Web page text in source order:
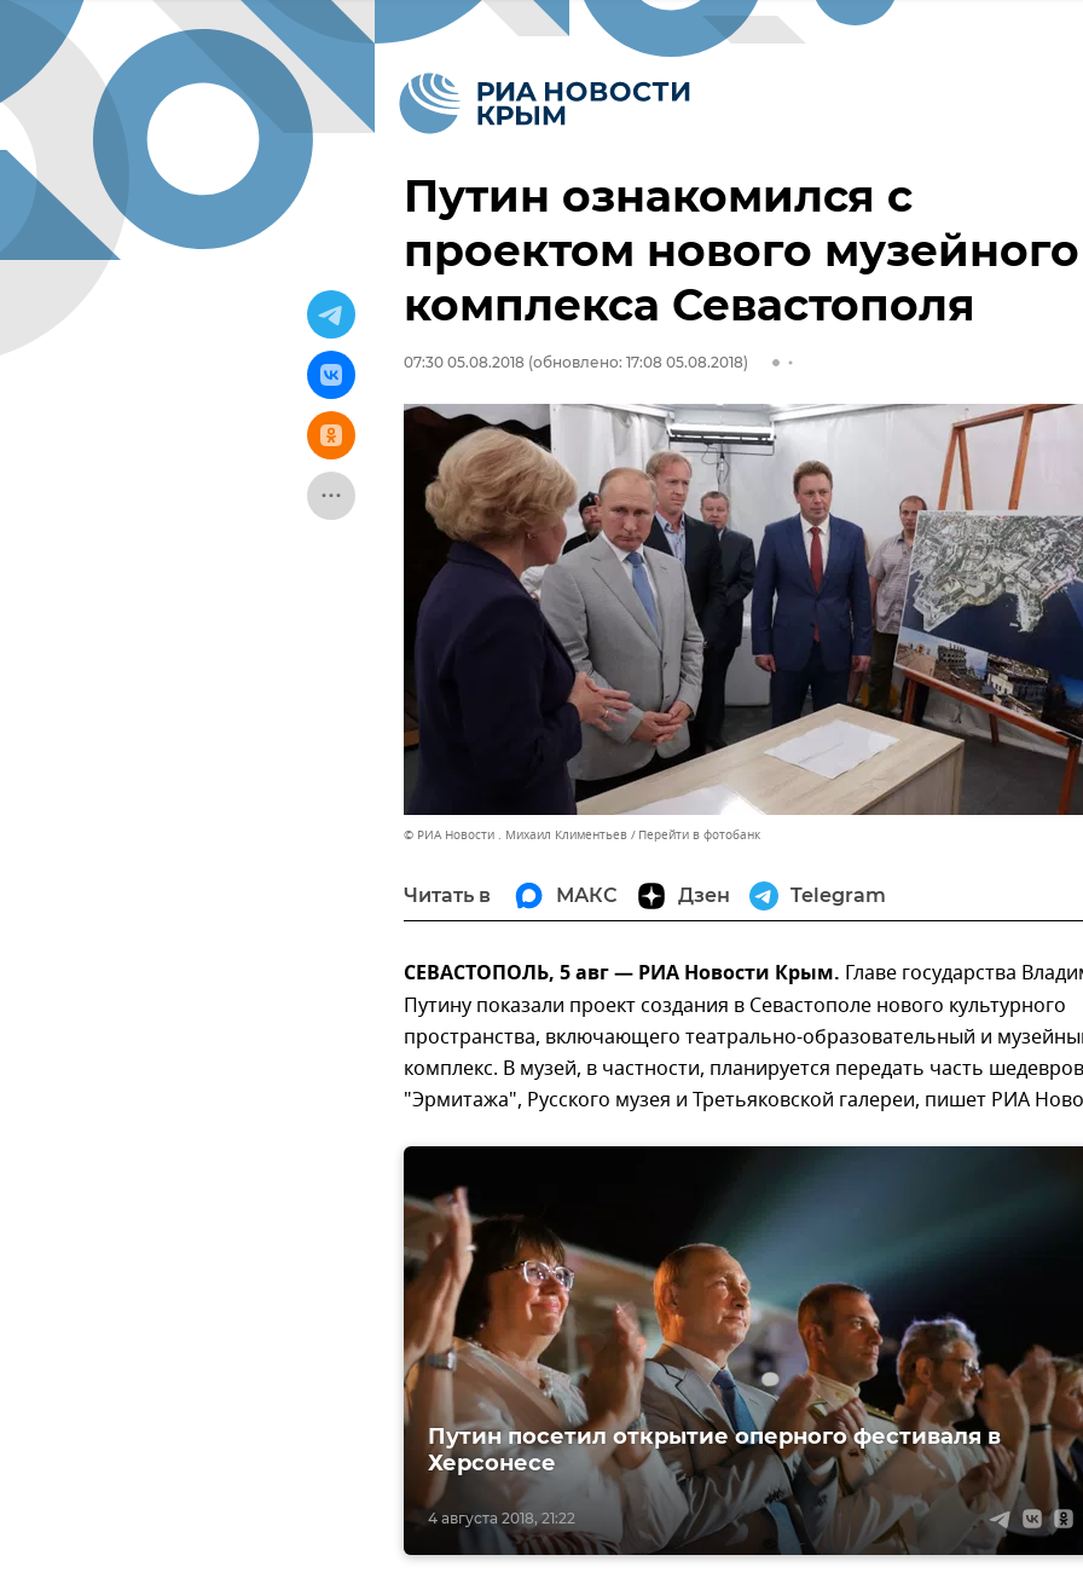
Путин ознакомился с
проектом нового музейного
комплекса Севастополя
07:30 05.08.2018 (обновлено: 17:08 05.08.2018)
© РИА Новости . Михаил Климентьев Перейти в фотобанк
Читать в МАКС Дзен Telegram
СЕВАСТОПОЛЬ, 5 авг — РИА Новости Крым. Главе государства
Путину показали проект создания в Севастополе нового культурного
пространства, включающего театрально-образовательный и
комплекс. В музей, в частности, планируется передать часть
"Эрмитажа", Русского музея и Третьяковской галереи, пишет РИА
4 августа 2018, 21:22
Путин посетил открытие оперного фестиваля в
Херсонесе